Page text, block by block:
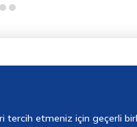
tercih etmeniz için geçerli